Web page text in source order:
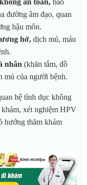
an toàn, bao
đường âm đạo, quan
hậu môn.
hở, dịch mủ, máu
nhân (khăn tắm, đồ
mủ của người bệnh.
hệ tình dục không
xét nghiệm HPV
hướng thăm khám